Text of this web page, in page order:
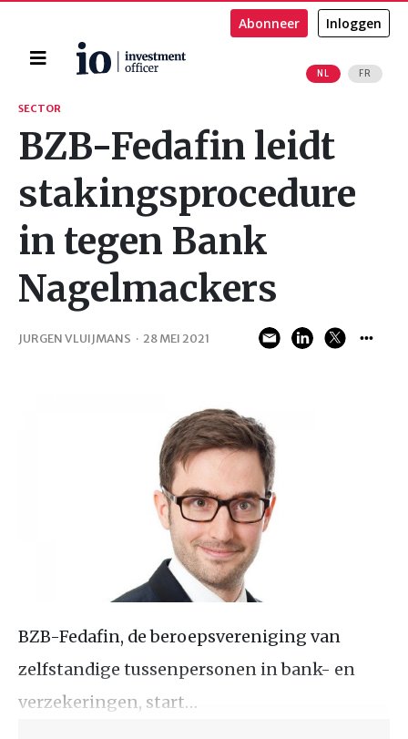
Home
NL FR
Abonneer Inloggen
Zoeken
SECTOR
BZB-Fedafin leidt
stakingsprocedure
in tegen Bank
Nagelmackers
JURGEN VLUIJMANS · 28 MEI 2021
BZB-Fedafin, de beroepsvereniging van
zelfstandige tussenpersonen in bank- en
verzekeringen, start…